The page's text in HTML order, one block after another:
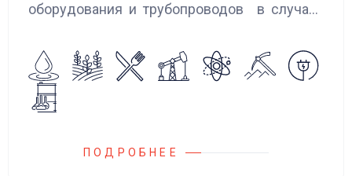
оборудования и трубопроводов в случаях
сброса среды в систему низкого давления.
ПОДРОБНЕЕ